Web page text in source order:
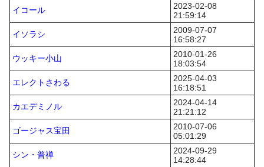
イコール
2023-02-08
21:59:14
イソラシ
2009-07-07
16:58:27
ウッキー小山
2010-01-26
18:03:54
エレクトさわる
2025-04-03
16:18:51
カエデミノル
2024-04-14
21:21:12
ゴージャス宝田
2010-07-06
05:01:29
シン・普禅
2024-09-29
14:28:44